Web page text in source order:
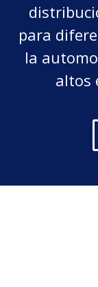
para
la
altos